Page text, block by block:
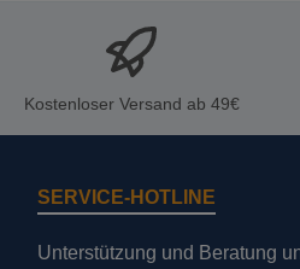
Kostenloser Versand ab 49€
SERVICE-HOTLINE
Unterstützung und Beratung